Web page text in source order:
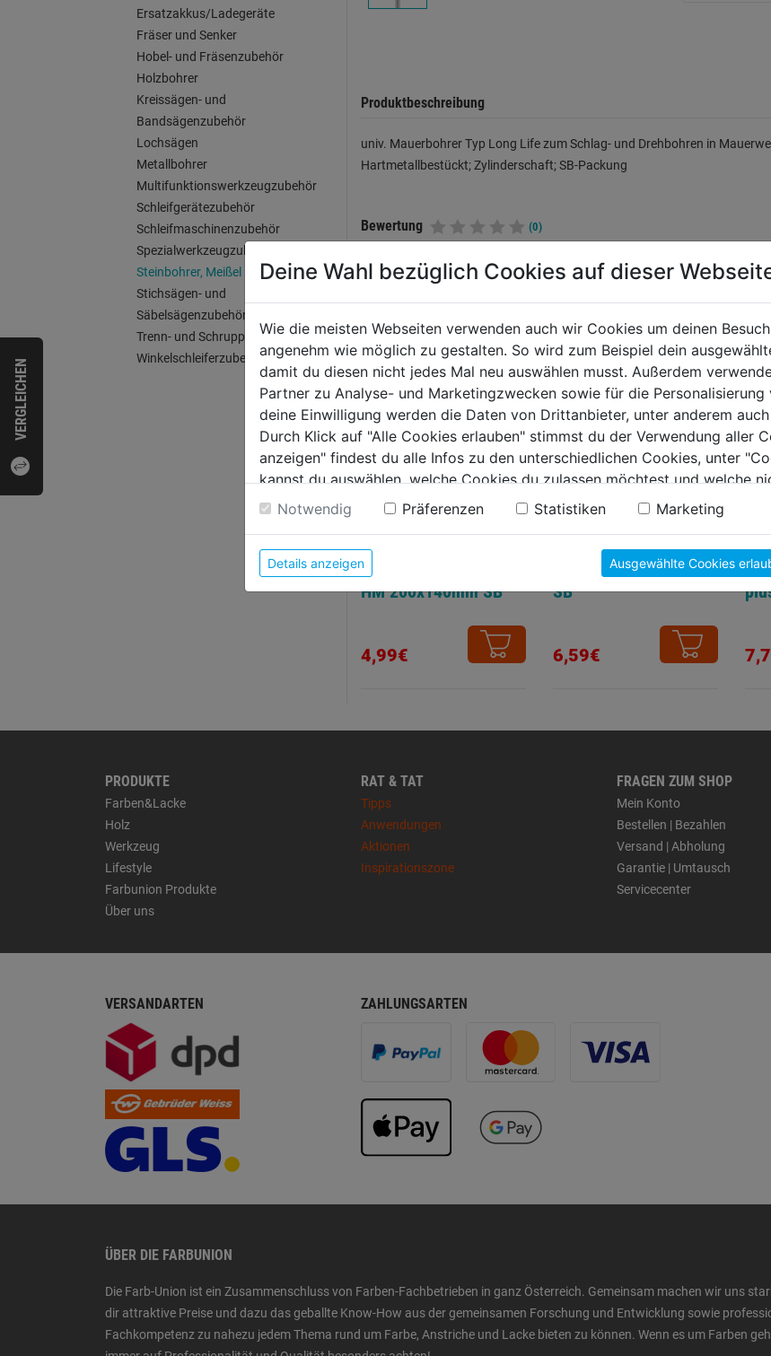
VERGLEICHEN
Ersatzakkus/Ladegeräte
Fräser und Senker
Hobel- und Fräsenzubehör
Holzbohrer
Kreissägen- und
Bandsägenzubehör
Lochsägen
Metallbohrer
Multifunktionswerkzeugzubehör
Schleifgerätezubehör
Schleifmaschinenzubehör
Spezialwerkzeugzubehör
Steinbohrer, Meißel
Stichsägen- und
Säbelsägenzubehör
Trenn- und Schruppscheiben
Winkelschleiferzubehör
Produktbeschreibung
univ. Mauerbohrer Typ Long Life zum Schlag- und Drehbohren in
Hartmetallbestückt; Zylinderschaft; SB-Packung
Bewertung (0)
Steinbohrer Long Life
HM 200x140mm SB
4,99€
Betonbohrer Profi HM
SB
6,59€
PRODUKTE
Farben&Lacke
Holz
Werkzeug
Lifestyle
Farbunion Produkte
Über uns
RAT & TAT
Tipps
Anwendungen
Aktionen
Inspirationszone
FRAGEN ZUM SHOP
Mein Konto
Bestellen | Bezahlen
Versand | Abholung
Garantie | Umtausch
Servicecenter
VERSANDARTEN ZAHLUNGSARTEN
ÜBER DIE FARBUNION
Die Farb-Union ist ein Zusammenschluss von Farben-Fachbetrieben in ganz Österreich. Gemeinsam machen wir uns
dir attraktive Preise und dazu das geballte Know-How aus der gemeinsamen Forschung und Entwicklung sowie
Fachkompetenz zu nahezu jedem Thema rund um Farbe, Anstriche und Lacke bieten zu können. Wenn es um Farben
Deine Wahl bezüglich Cookies auf dieser
Wie die meisten Webseiten verwenden auch wir Cookies um deinen
angenehm wie möglich zu gestalten. So wird zum Beispiel dein
damit du diesen nicht jedes Mal neu auswählen musst. Außerdem
Partner zu Analyse- und Marketingzwecken sowie für die Personalisierung
deine Einwilligung werden die Daten von Drittanbieter, unter anderem
Durch Klick auf "Alle Cookies erlauben" stimmst du der Verwendung aller
anzeigen" findest du alle Infos zu den unterschiedlichen Cookies, unter
kannst du auswählen, welche Cookies du zulassen möchtest und welche
Weitere Informationen findest du in unserer Datenschutzerklärung
Notwendig Präferenzen Statistiken Marketing
Details anzeigen Ausgewählte Cookies